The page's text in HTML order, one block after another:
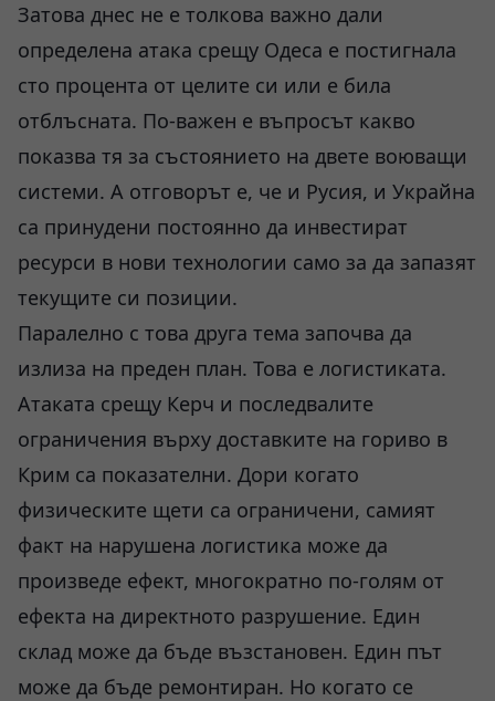
Затова днес не е толкова важно дали
определена атака срещу Одеса е постигнала
сто процента от целите си или е била
отблъсната. По-важен е въпросът какво
показва тя за състоянието на двете воюващи
системи. А отговорът е, че и Русия, и Украйна
са принудени постоянно да инвестират
ресурси в нови технологии само за да запазят
текущите си позиции.
Паралелно с това друга тема започва да
излиза на преден план. Това е логистиката.
Атаката срещу Керч и последвалите
ограничения върху доставките на гориво в
Крим са показателни. Дори когато
физическите щети са ограничени, самият
факт на нарушена логистика може да
произведе ефект, многократно по-голям от
ефекта на директното разрушение. Един
склад може да бъде възстановен. Един път
може да бъде ремонтиран. Но когато се